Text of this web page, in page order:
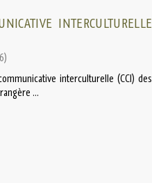
INTERCULTURELLE
)
interculturelle (CCI) des
...